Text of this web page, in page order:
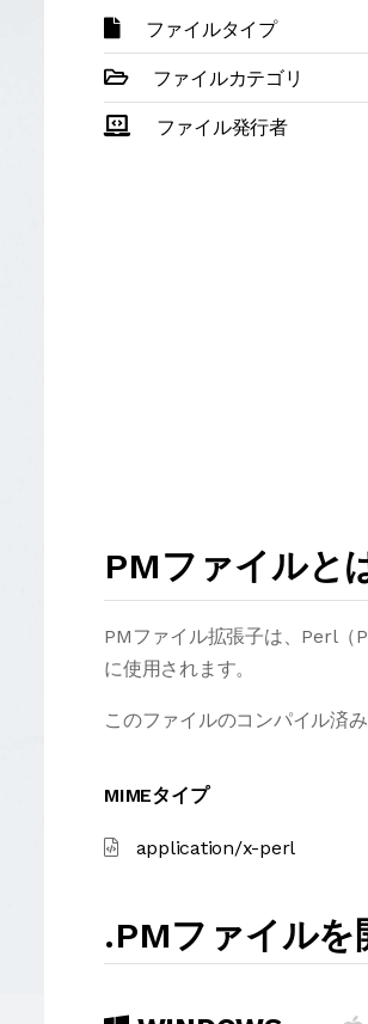
ファイルタイプ
ファイルカテゴリ
ファイル発行者
PMファイルと
PMファイル拡張子は、Perl
に使用されます。
このファイルのコンパイル済
MIMEタイプ
application/x-perl
.PMファイルを